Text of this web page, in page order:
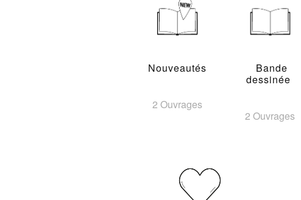
Nouveautés
2 Ouvrages
Bande
dessinée
2 Ouvrages